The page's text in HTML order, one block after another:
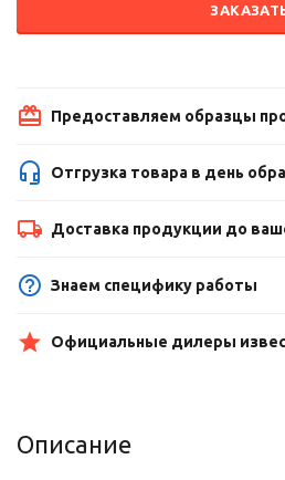
Предоставляем образцы
Отгрузка товара в день
Доставка продукции до
Знаем специфику работы
Официальные дилеры
Описание